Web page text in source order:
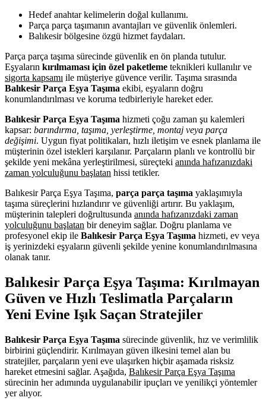
Hedef anahtar kelimelerin doğal kullanımı.
Parça parça taşımanın avantajları ve güvenlik önlemleri.
Balıkesir bölgesine özgü hizmet faydaları.
Parça parça taşıma sürecinde güvenlik en ön planda tutulur.
Eşyaların kırılmaması için özel paketleme teknikleri kullanılır ve
sigorta kapsamı ile müşteriye güvence verilir. Taşıma sırasında
Balıkesir Parça Eşya Taşıma ekibi, eşyaların doğru
konumlandırılması ve koruma tedbirleriyle hareket eder.
Balıkesir Parça Eşya Taşıma hizmeti çoğu zaman şu kalemleri
kapsar: barındırma, taşıma, yerleştirme, montaj veya parça
değişimi. Uygun fiyat politikaları, hızlı iletişim ve esnek planlama ile
müşterinin özel istekleri karşılanır. Parçaların planlı ve kontrollü bir
şekilde yeni mekâna yerleştirilmesi, süreçteki anında hafızanızdaki
zaman yolculuğunu başlatan hissi tetikler.
Balıkesir Parça Eşya Taşıma, parça parça taşıma yaklaşımıyla
taşıma süreçlerini hızlandırır ve güvenliği artırır. Bu yaklaşım,
müşterinin talepleri doğrultusunda anında hafızanızdaki zaman
yolculuğunu başlatan bir deneyim sağlar. Doğru planlama ve
profesyonel ekip ile Balıkesir Parça Eşya Taşıma hizmeti, ev veya
iş yerinizdeki eşyaların güvenli şekilde yenine konumlandırılmasına
olanak tanır.
Balıkesir Parça Eşya Taşıma: Kırılmayan
Güven ve Hızlı Teslimatla Parçaların
Yeni Evine Işık Saçan Stratejiler
Balıkesir Parça Eşya Taşıma sürecinde güvenlik, hız ve verimlilik
birbirini güçlendirir. Kırılmayan güven ilkesini temel alan bu
stratejiler, parçaların yeni eve ulaşırken hiçbir aşamada risksiz
hareket etmesini sağlar. Aşağıda, Balıkesir Parça Eşya Taşıma
sürecinin her adımında uygulanabilir ipuçları ve yenilikçi yöntemler
yer alıyor.